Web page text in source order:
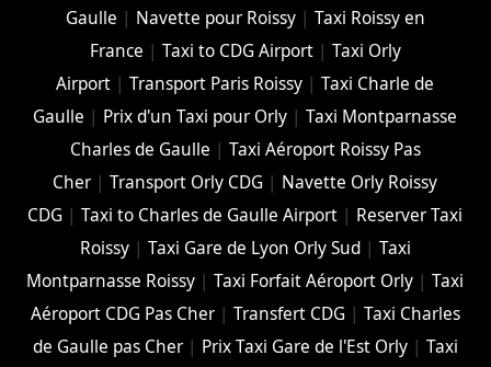
Gaulle | Navette pour Roissy| Taxi Roissy en
France | Taxi to CDG Airport| Taxi Orly
Airport |Transport Paris Roissy |Taxi Charle de
Gaulle | Prix d'un Taxi pour Orly |Taxi Montparnasse
Charles de Gaulle | Taxi Aéroport Roissy Pas
Cher |Transport Orly CDG | Navette Orly Roissy
CDG |Taxi to Charles de Gaulle Airport | Reserver Taxi
Roissy| Taxi Gare de Lyon Orly Sud| Taxi
Montparnasse Roissy |Taxi Forfait Aéroport Orly |Taxi
Aéroport CDG Pas Cher| Transfert CDG | Taxi Charles
de Gaulle pas Cher| Prix Taxi Gare de l'Est Orly| Taxi